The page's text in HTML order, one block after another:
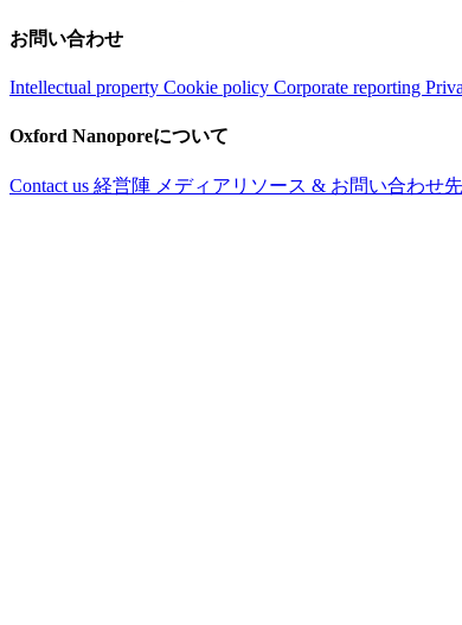
お問い合わせ
Intellectual property Cookie policy Corporate reporting
Oxford Nanoporeについて
Contact us 経営陣 メディアリソース & お問い合わせ先